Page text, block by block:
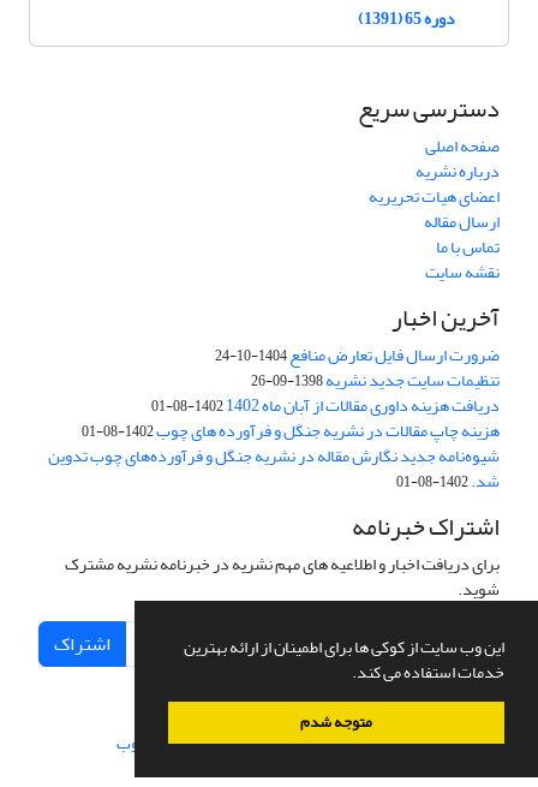
این وب سایت از کوکی ها برای اطمینان از ارائه بهترین
خدمات استفاده می کند.
متوجه شدم
دوره 65 (1391)
دسترسی سریع
صفحه اصلی
درباره نشریه
اعضای هیات تحریریه
ارسال مقاله
تماس با ما
نقشه سایت
آخرین اخبار
ضرورت ارسال فایل تعارض منافع1404-10-24
تنظیمات سایت جدید نشریه1398-09-26
دریافت هزینه داوری مقالات از آبان ماه 1402 1402-08-01
هزینه چاپ مقالات در نشریه جنگل و فرآورده های چوب1402-08-01
شیوه‌نامه جدید نگارش مقاله در نشریه جنگل و فرآورده‌های چوب تدوین
شد.1402-08-01
اشتراک خبرنامه
برای دریافت اخبار و اطلاعیه های مهم نشریه در خبرنامه نشریه مشترک
شوید.
اشتراک
سامانه مدیریت نشریات علمی.طراحی و پیاده سازی از سیناوب